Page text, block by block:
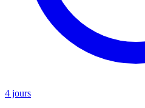
4 jours